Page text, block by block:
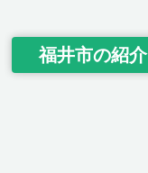
福井市の紹介